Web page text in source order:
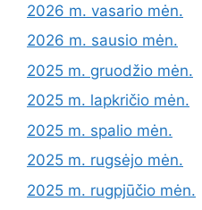
2026 m. vasario mėn.
2026 m. sausio mėn.
2025 m. gruodžio mėn.
2025 m. lapkričio mėn.
2025 m. spalio mėn.
2025 m. rugsėjo mėn.
2025 m. rugpjūčio mėn.